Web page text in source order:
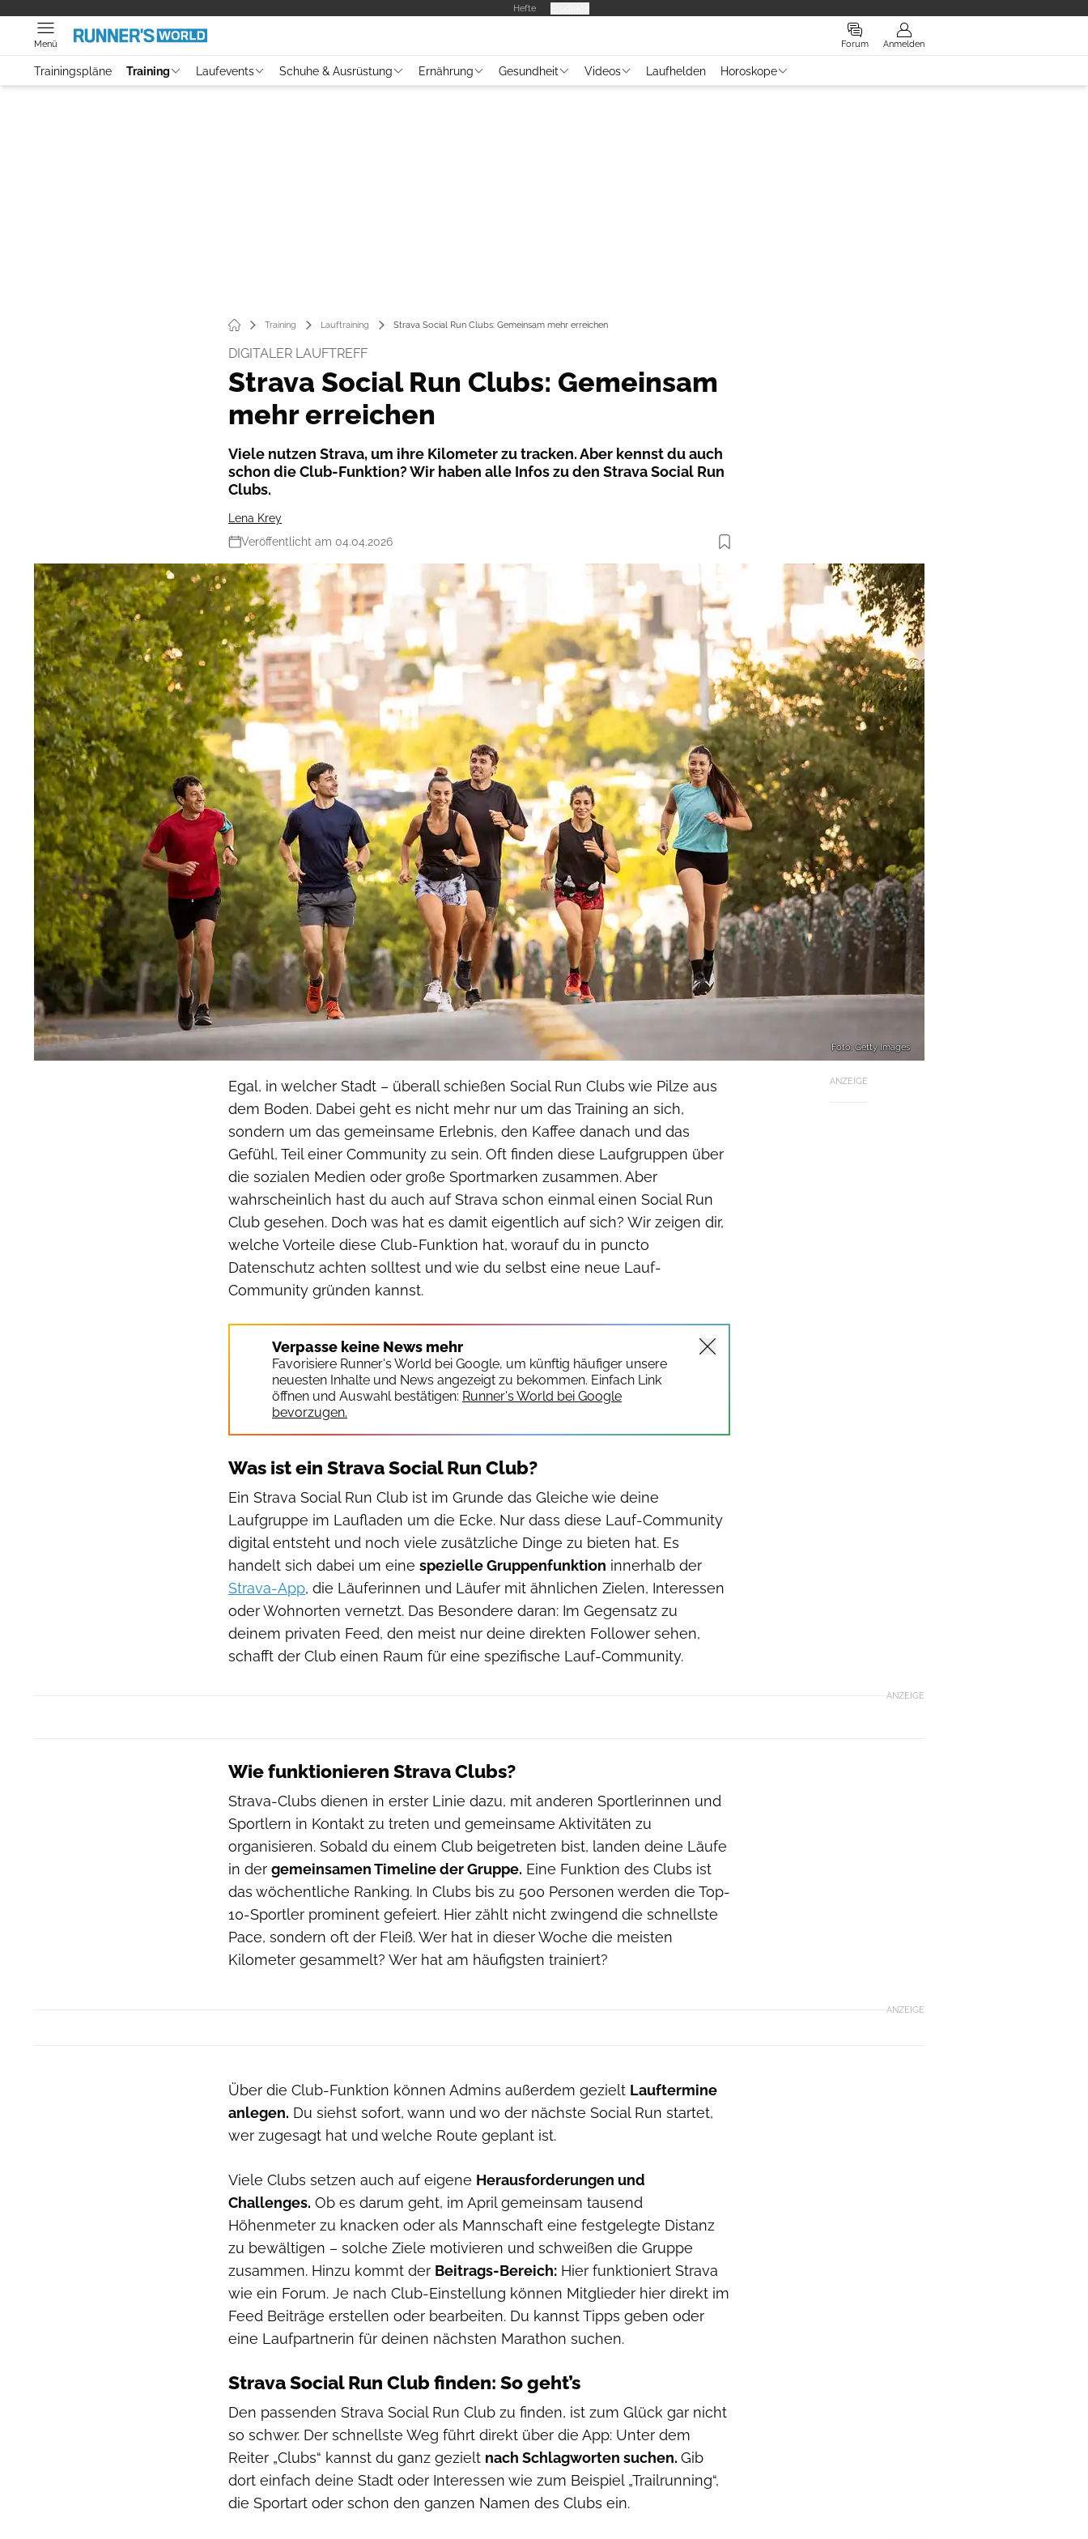
Hefte
Forum Anmelden
Menü
Trainingspläne Training Laufevents Schuhe & Ausrüstung Ernährung Gesundheit Videos Laufhelden Horoskope
Training Lauftraining Strava Social Run Clubs: Gemeinsam mehr erreichen
DIGITALER LAUFTREFF
Strava Social Run Clubs: Gemeinsam
mehr erreichen
Viele nutzen Strava, um ihre Kilometer zu tracken. Aber kennst du auch
schon die Club-Funktion? Wir haben alle Infos zu den Strava Social Run
Clubs.
Lena Krey
Veröffentlicht am 04.04.2026
Foto: Getty Images
ANZEIGE
Egal, in welcher Stadt – überall schießen Social Run Clubs wie Pilze aus
dem Boden. Dabei geht es nicht mehr nur um das Training an sich,
sondern um das gemeinsame Erlebnis, den Kaffee danach und das
Gefühl, Teil einer Community zu sein. Oft finden diese Laufgruppen über
die sozialen Medien oder große Sportmarken zusammen. Aber
wahrscheinlich hast du auch auf Strava schon einmal einen Social Run
Club gesehen. Doch was hat es damit eigentlich auf sich? Wir zeigen dir,
welche Vorteile diese Club-Funktion hat, worauf du in puncto
Datenschutz achten solltest und wie du selbst eine neue Lauf-
Community gründen kannst.
Verpasse keine News mehr
Favorisiere Runner's World bei Google, um künftig häufiger unsere
neuesten Inhalte und News angezeigt zu bekommen. Einfach Link
öffnen und Auswahl bestätigen: Runner's World bei Google
bevorzugen.
Was ist ein Strava Social Run Club?
Ein Strava Social Run Club ist im Grunde das Gleiche wie deine
Laufgruppe im Laufladen um die Ecke. Nur dass diese Lauf-Community
digital entsteht und noch viele zusätzliche Dinge zu bieten hat. Es
handelt sich dabei um eine spezielle Gruppenfunktion innerhalb der
Strava-App, die Läuferinnen und Läufer mit ähnlichen Zielen, Interessen
oder Wohnorten vernetzt. Das Besondere daran: Im Gegensatz zu
deinem privaten Feed, den meist nur deine direkten Follower sehen,
schafft der Club einen Raum für eine spezifische Lauf-Community.
ANZEIGE
Wie funktionieren Strava Clubs?
Strava-Clubs dienen in erster Linie dazu, mit anderen Sportlerinnen und
Sportlern in Kontakt zu treten und gemeinsame Aktivitäten zu
organisieren. Sobald du einem Club beigetreten bist, landen deine Läufe
in der gemeinsamen Timeline der Gruppe. Eine Funktion des Clubs ist
das wöchentliche Ranking. In Clubs bis zu 500 Personen werden die Top-
10-Sportler prominent gefeiert. Hier zählt nicht zwingend die schnellste
Pace, sondern oft der Fleiß. Wer hat in dieser Woche die meisten
Kilometer gesammelt? Wer hat am häufigsten trainiert?
ANZEIGE
Über die Club-Funktion können Admins außerdem gezielt Lauftermine
anlegen. Du siehst sofort, wann und wo der nächste Social Run startet,
wer zugesagt hat und welche Route geplant ist.
Viele Clubs setzen auch auf eigene Herausforderungen und
Challenges. Ob es darum geht, im April gemeinsam tausend
Höhenmeter zu knacken oder als Mannschaft eine festgelegte Distanz
zu bewältigen – solche Ziele motivieren und schweißen die Gruppe
zusammen. Hinzu kommt der Beitrags-Bereich: Hier funktioniert Strava
wie ein Forum. Je nach Club-Einstellung können Mitglieder hier direkt im
Feed Beiträge erstellen oder bearbeiten. Du kannst Tipps geben oder
eine Laufpartnerin für deinen nächsten Marathon suchen.
Strava Social Run Club finden: So geht’s
Den passenden Strava Social Run Club zu finden, ist zum Glück gar nicht
so schwer. Der schnellste Weg führt direkt über die App: Unter dem
Reiter „Clubs“ kannst du ganz gezielt nach Schlagworten suchen. Gib
dort einfach deine Stadt oder Interessen wie zum Beispiel „Trailrunning“,
die Sportart oder schon den ganzen Namen des Clubs ein.